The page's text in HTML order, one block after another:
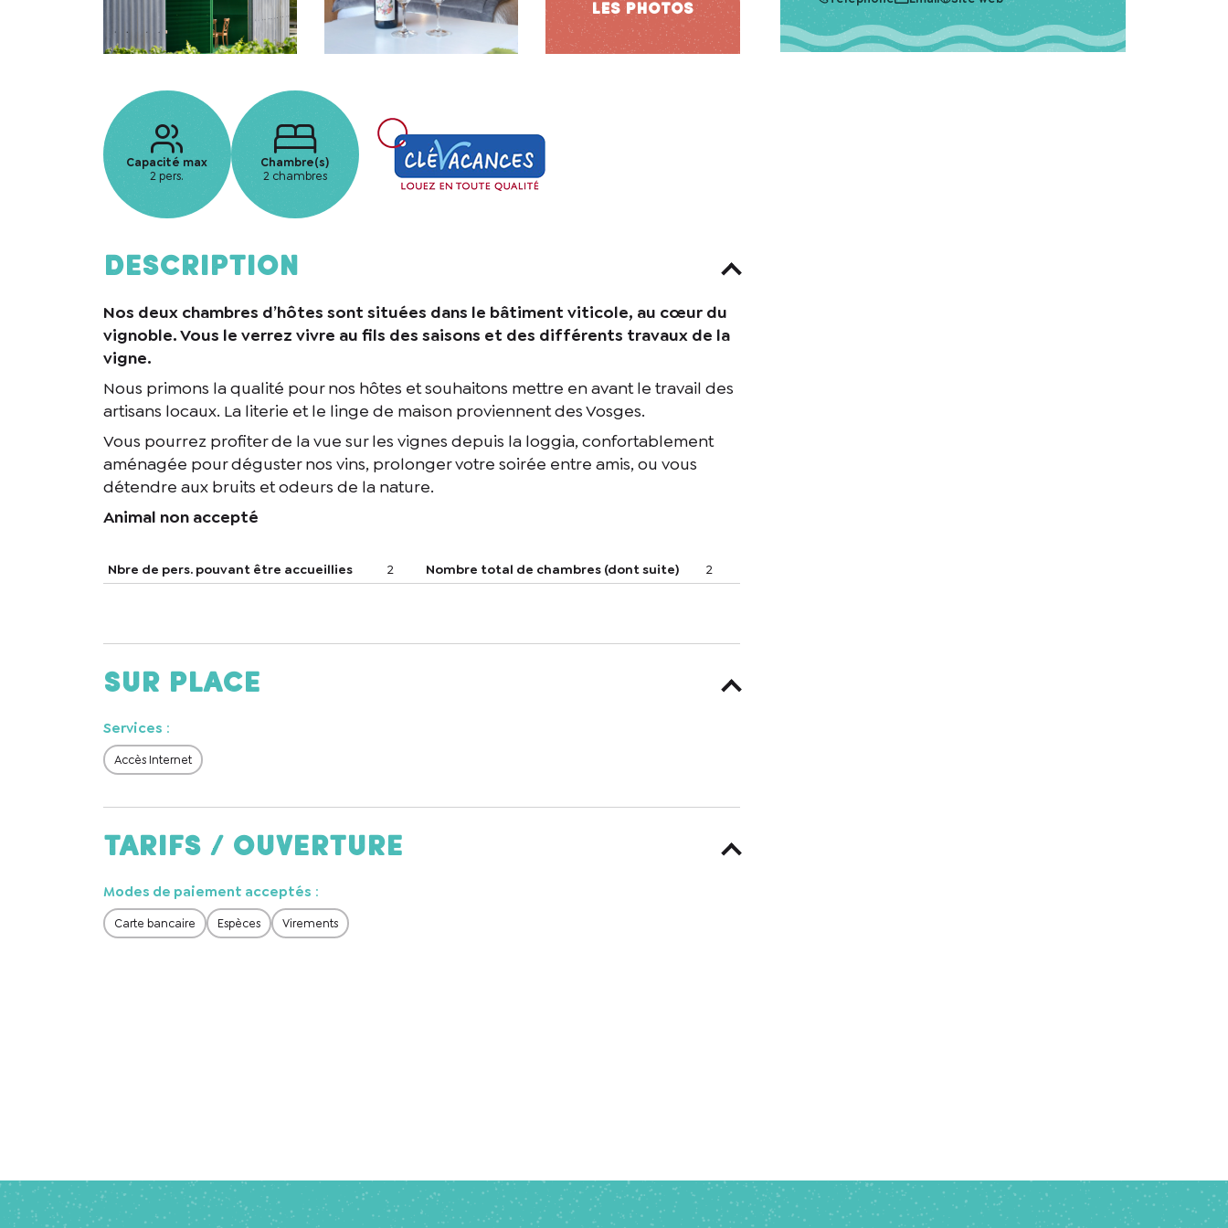
Capacité max
2 pers.
Chambre(s)
2 chambres
Description
Nos deux chambres d’hôtes sont situées dans le bâtiment viticole, au cœur du
vignoble. Vous le verrez vivre au fils des saisons et des différents travaux de la
vigne.
Nous primons la qualité pour nos hôtes et souhaitons mettre en avant le travail des
artisans locaux. La literie et le linge de maison proviennent des Vosges.
Vous pourrez profiter de la vue sur les vignes depuis la loggia, confortablement
aménagée pour déguster nos vins, prolonger votre soirée entre amis, ou vous
détendre aux bruits et odeurs de la nature.
Animal non accepté
Nbre de pers. pouvant être accueillies 2 Nombre total de chambres (dont suite) 2
Sur place
Services :
Accès Internet
Tarifs / ouverture
Modes de paiement acceptés :
Carte bancaire Espèces Virements